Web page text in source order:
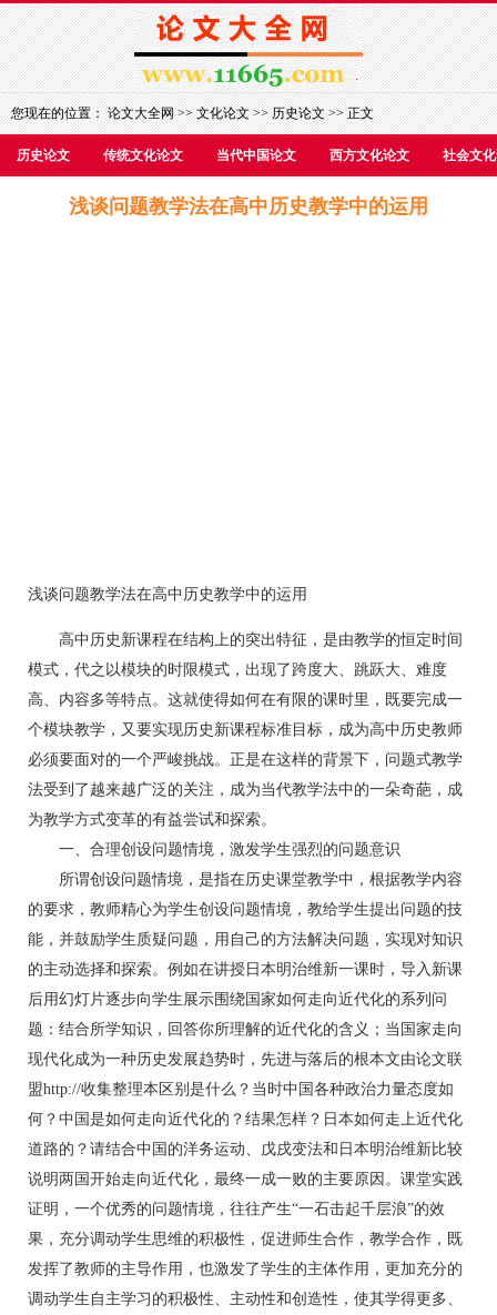
您现在的位置：论文大全网>>文化论文>>历史论文>> 正文
历史论文 传统文化论文 当代中国论文 西方文化论文 社会文
浅谈问题教学法在高中历史教学中的运用
浅谈问题教学法在高中历史教学中的运用
高中历史新课程在结构上的突出特征，是由教学的恒定时间
模式，代之以模块的时限模式，出现了跨度大、跳跃大、难度
高、内容多等特点。这就使得如何在有限的课时里，既要完成一
个模块教学，又要实现历史新课程标准目标，成为高中历史教师
必须要面对的一个严峻挑战。正是在这样的背景下，问题式教学
法受到了越来越广泛的关注，成为当代教学法中的一朵奇葩，成
为教学方式变革的有益尝试和探索。
一、合理创设问题情境，激发学生强烈的问题意识
所谓创设问题情境，是指在历史课堂教学中，根据教学内容
的要求，教师精心为学生创设问题情境，教给学生提出问题的技
能，并鼓励学生质疑问题，用自己的方法解决问题，实现对知识
的主动选择和探索。例如在讲授日本明治维新一课时，导入新课
后用幻灯片逐步向学生展示围绕国家如何走向近代化的系列问
题：结合所学知识，回答你所理解的近代化的含义；当国家走向
现代化成为一种历史发展趋势时，先进与落后的根本文由论文联
盟http://收集整理本区别是什么？当时中国各种政治力量态度如
何？中国是如何走向近代化的？结果怎样？日本如何走上近代化
道路的？请结合中国的洋务运动、戊戌变法和日本明治维新比较
说明两国开始走向近代化，最终一成一败的主要原因。课堂实践
证明，一个优秀的问题情境，往往产生“一石击起千层浪”的效
果，充分调动学生思维的积极性，促进师生合作，教学合作，既
发挥了教师的主导作用，也激发了学生的主体作用，更加充分的
调动学生自主学习的积极性、主动性和创造性，使其学得更多、